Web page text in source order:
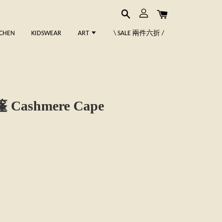
KIDSWEAR ART \ SALE 兩件六折 /
Cashmere Cape